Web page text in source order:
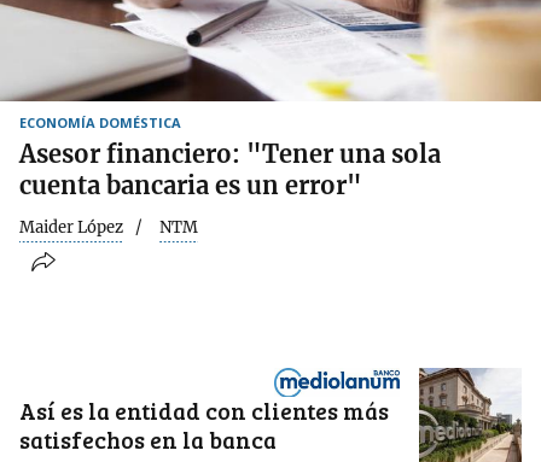
ECONOMÍA DOMÉSTICA
Asesor financiero: "Tener una sola
cuenta bancaria es un error"
Maider López NTM
Así es la entidad con clientes más
satisfechos en la banca